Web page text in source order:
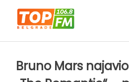
content
Bruno Mars